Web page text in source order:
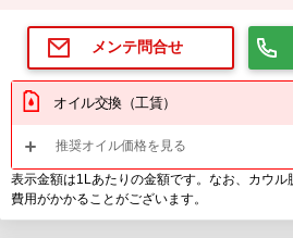
メンテ問合せ
オイル交換（工賃）
推奨オイル価格を見る
表示金額は1Lあたりの金額です。なお、カウ
費用がかかることがございます。